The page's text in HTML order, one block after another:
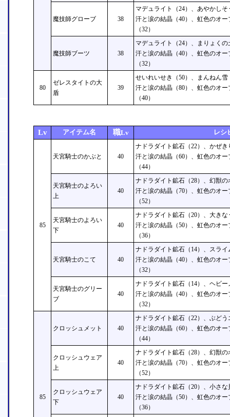
魔技師グローブ 38
マデュライト（24）、あやかしそ
汗と涙の結晶（40）、虹色のオ
（32）
魔技師ブーツ 38
マデュライト（24）、まりょくの
汗と涙の結晶（40）、虹色のオ
（32）
80
ゼレスタイトの大
盾
39
せいれいせき（50）、まんねん雪
汗と涙の結晶（80）、虹色のオ
（40）
Lv アイテム名 職Lv レシ
85
天宮騎士のかぶと 40
ナドラダイト鉱石（22）、かぜき
汗と涙の結晶（60）、虹色のオ
（44）
天宮騎士のよろい
上
40
ナドラダイト鉱石（28）、幻獣の
汗と涙の結晶（70）、虹色のオ
（52）
天宮騎士のよろい
下
40
ナドラダイト鉱石（20）、大きな
汗と涙の結晶（50）、虹色のオ
（36）
天宮騎士のこて 40
ナドラダイト鉱石（14）、スライ
汗と涙の結晶（40）、虹色のオ
（32）
天宮騎士のグリー
ブ
40
ナドラダイト鉱石（14）、ヘビー
汗と涙の結晶（40）、虹色のオ
（32）
85
クロッシュメット 40
ナドラダイト鉱石（22）、ぶどう
汗と涙の結晶（60）、虹色のオ
（44）
クロッシュウェア
上
40
ナドラダイト鉱石（28）、幻獣の
汗と涙の結晶（70）、虹色のオ
（52）
クロッシュウェア
下
40
ナドラダイト鉱石（20）、小さな
汗と涙の結晶（50）、虹色のオ
（36）